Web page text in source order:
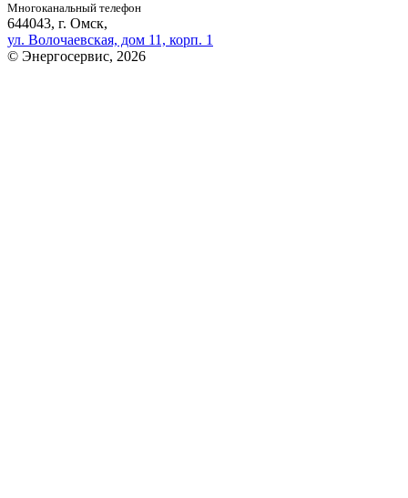
Многоканальный телефон
644043, г. Омск,
ул. Волочаевская, дом 11, корп. 1
© Энергосервис, 2026